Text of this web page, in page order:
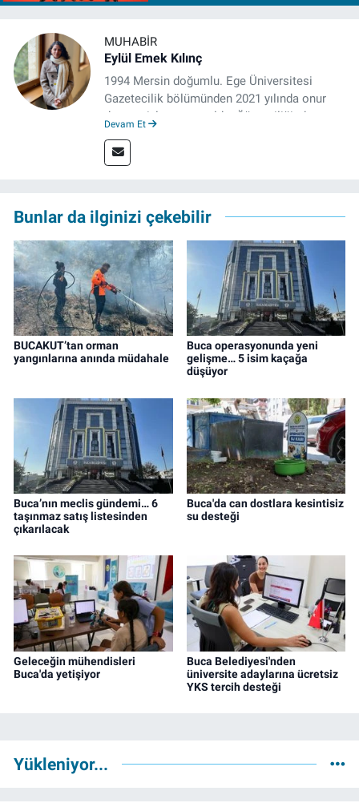
MUHABIR
Eylül Emek Kılınç
1994 Mersin doğumlu. Ege Üniversitesi
Gazetecilik bölümünden 2021 yılında onur
derecesiyle mezun oldu. Öğrenciliğinde
deneyimin dışında kapatılana kadar Artı TV
ve TELE1 TV Ankara bürolarında editör ve
Devam Et
Bunlar da ilginizi çekebilir
BUCAKUT’tan orman
yangınlarına anında müdahale
Buca operasyonunda yeni
gelişme… 5 isim kaçağa
düşüyor
Buca’nın meclis gündemi… 6
taşınmaz satış listesinden
çıkarılacak
Buca'da can dostlara kesintisiz
su desteği
Geleceğin mühendisleri
Buca'da yetişiyor
Buca Belediyesi'nden
üniversite adaylarına ücretsiz
YKS tercih desteği
Yükleniyor...